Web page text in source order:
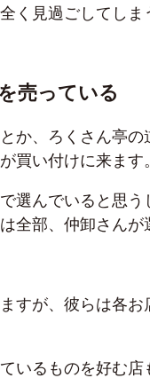
く見過ごしてし
売っている
か、ろくさん亭
買い付けに来ます。
選んでいると思
全部、仲卸さんが
すが、彼らは各
いるものを好む